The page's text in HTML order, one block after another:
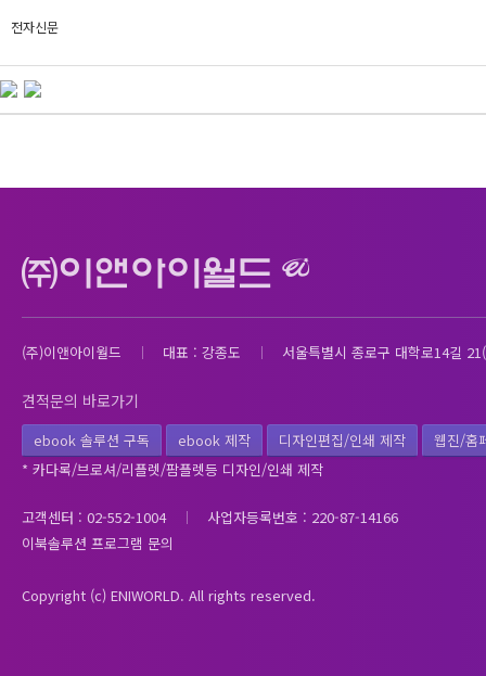
전자신문
(주)이앤아이월드 대표 : 강종도 서울특별시 종로구 대학로14길
견적문의 바로가기
ebook 솔루션 구독 ebook 제작 디자인편집/인쇄 제작
웹진/홈
* 카다록/브로셔/리플렛/팜플렛등 디자인/인쇄 제작
고객센터 : 02-552-1004
사업자등록번호 : 220-87-14166
이북솔루션 프로그램 문의
Copyright (c) ENIWORLD. All rights reserved.